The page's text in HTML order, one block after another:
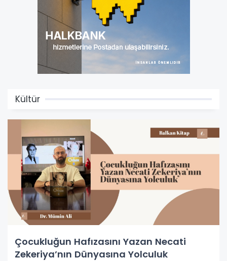
Kültür
Çocukluğun Hafızasını Yazan Necati
Zekeriya’nın Dünyasına Yolculuk